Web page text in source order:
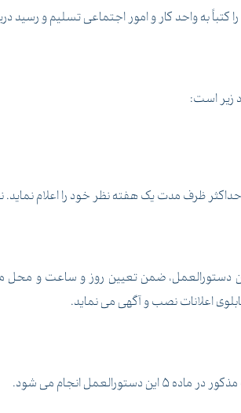
به واحد کار و امور اجتماعی تسلیم و رسید
زیر است:
ظرف مدت یک هفته نظر خود را اعلام نماید.
کار و امور اجتماعی پس از احراز صلاحیت کاندیداهای نمایندگی با توجه به ماده 5 این
انجام می شود.